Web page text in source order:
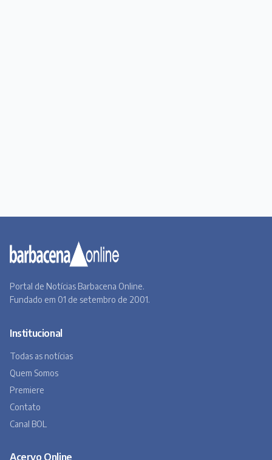
Contato
Acervo Online
Barbacena, um lugar a Beira do Caminho
Museu Virtual
Museu do Tropeirismo
Copyright 2026 © Barbacena Online. Todos os direitos reservados.